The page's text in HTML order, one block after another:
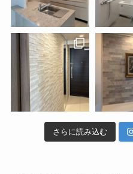
さらに読み込む